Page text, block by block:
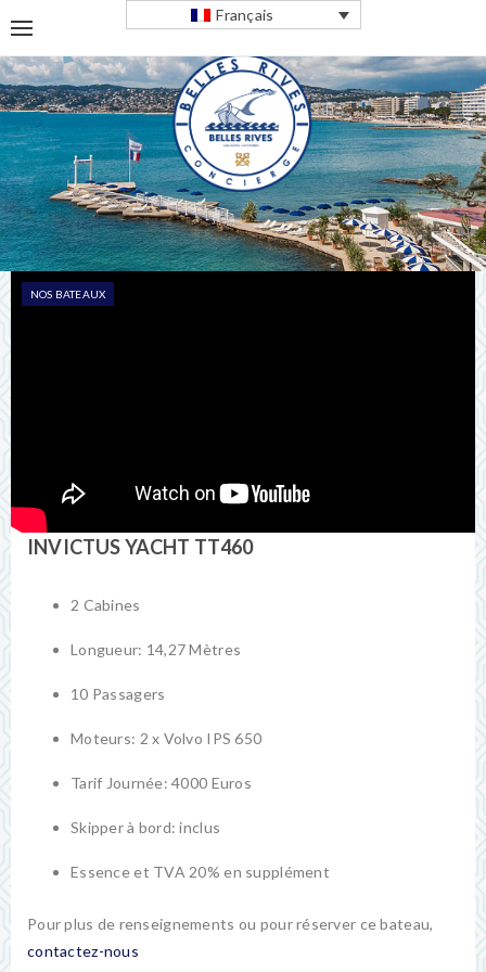
Français
NOS BATEAUX
INVICTUS YACHT TT460
2 Cabines
Longueur: 14,27 Mètres
10 Passagers
Moteurs: 2 x Volvo IPS 650
Tarif Journée: 4000 Euros
Skipper à bord: inclus
Essence et TVA 20% en supplément
Pour plus de renseignements ou pour réserver ce bateau,
contactez-nous